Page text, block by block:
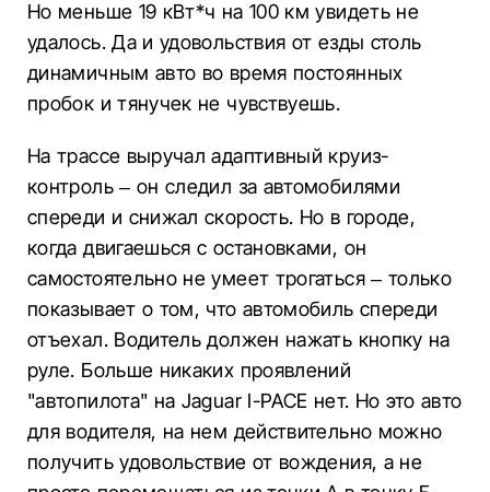
Но меньше 19 кВт*ч на 100 км увидеть не
удалось. Да и удовольствия от езды столь
динамичным авто во время постоянных
пробок и тянучек не чувствуешь.
На трассе выручал адаптивный круиз-
контроль – он следил за автомобилями
спереди и снижал скорость. Но в городе,
когда двигаешься с остановками, он
самостоятельно не умеет трогаться – только
показывает о том, что автомобиль спереди
отъехал. Водитель должен нажать кнопку на
руле. Больше никаких проявлений
"автопилота" на Jaguar I-PACE нет. Но это авто
для водителя, на нем действительно можно
получить удовольствие от вождения, а не